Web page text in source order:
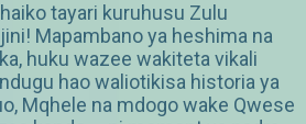
tayari kuruhusu Zulu
Mapambano ya heshima na
huku wazee wakiteta vikali
hao waliotikisa historia ya
Mqhele na mdogo wake Qwese